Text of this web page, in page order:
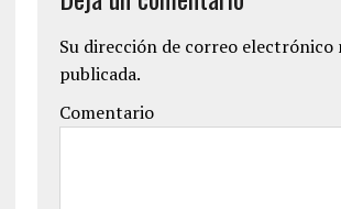
Su dirección de correo electrónico
publicada.
Comentario